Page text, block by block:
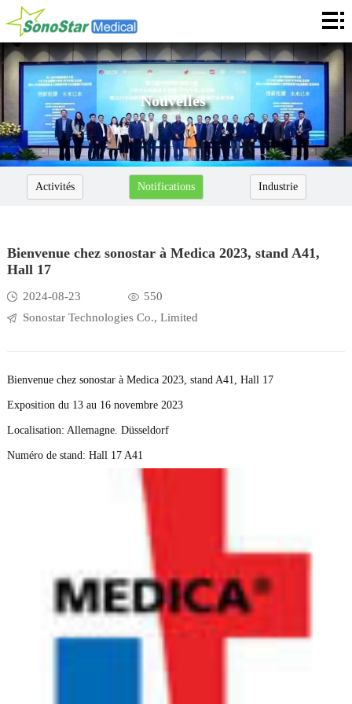
Home
À
propos
Nouvelles
Produits
Application
Services
Contact
Nouvelles
Activités Notifications Industrie
Bienvenue chez sonostar à Medica 2023, stand A41,
Hall 17
2024-08-23
550
Sonostar Technologies Co., Limited
Bienvenue chez sonostar à Medica 2023, stand A41, Hall 17
Exposition du 13 au 16 novembre 2023
Localisation: Allemagne. Düsseldorf
Numéro de stand: Hall 17 A41